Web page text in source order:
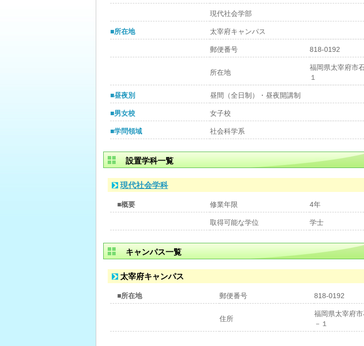
現代社会学部
■所在地 太宰府キャンパス
郵便番号 818-0192
所在地
福岡県太宰府市
１
■昼夜別 昼間（全日制）・昼夜開講制
■男女校 女子校
■学問領域 社会科学系
設置学科一覧
現代社会学科
■概要 修業年限 4年
取得可能な学位 学士
キャンパス一覧
太宰府キャンパス
■所在地 郵便番号 818-0192
住所
福岡県太宰府
－１